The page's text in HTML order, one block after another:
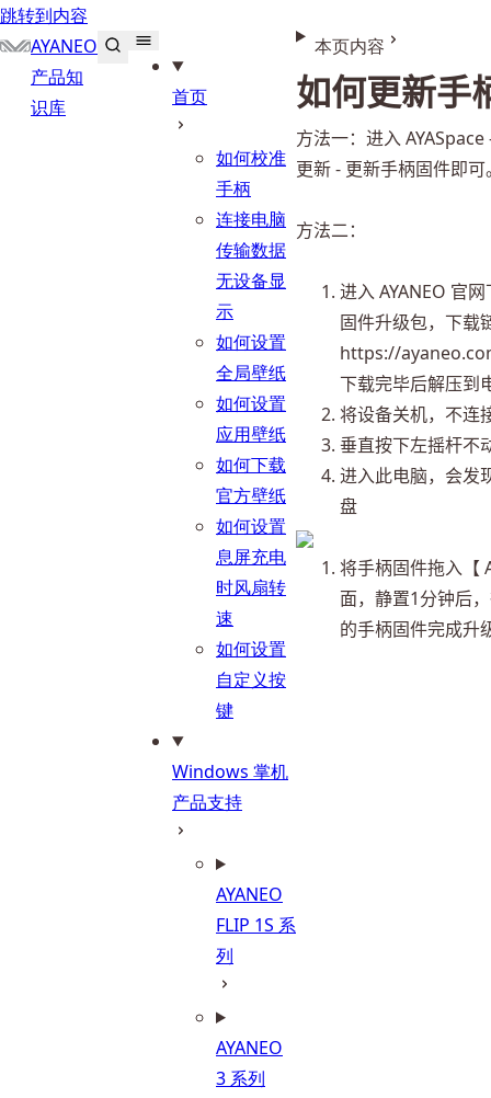
跳转到内容
AYANEO
产品知
识库
首页
如何校准
手柄
连接电脑
传输数据
无设备显
示
如何设置
全局壁纸
如何设置
应用壁纸
如何下载
官方壁纸
如何设置
息屏充电
时风扇转
速
如何设置
自定义按
键
Windows 掌机
产品支持
AYANEO
FLIP 1S 系
列
AYANEO
3 系列
本页内容
如何更新手
方法一：进入
更新 - 更新手柄固件即可
方法二：
进入 AYANEO 官
固件升级包，下载
https://
下载完毕后解压到
将设备关机，不连
垂直按下左摇杆不
进入此电脑，会发
盘
将手柄固件拖入【
面，静置1分钟后
的手柄固件完成升